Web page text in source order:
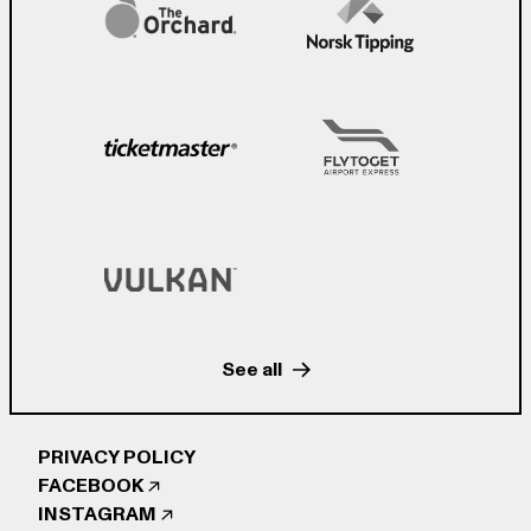
See all
FACEBOOK
INSTAGRAM
PRIVACY POLICY